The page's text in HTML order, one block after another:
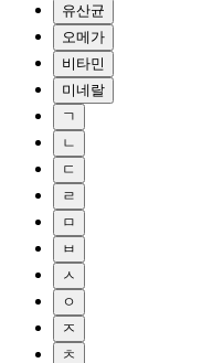
유산균
오메가
비타민
미네랄
ㄱ
ㄴ
ㄷ
ㄹ
ㅁ
ㅂ
ㅅ
ㅇ
ㅈ
ㅊ